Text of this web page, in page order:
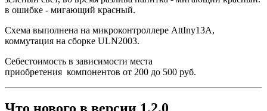
в ошибке - мигающий красный.
Схема выполнена на микроконтроллере AttIny13A,
коммутация на сборке ULN2003.
Себестоимость в зависимости места
приобретения компонентов от 200 до 500 руб.
Что нового в версии 1.2.0